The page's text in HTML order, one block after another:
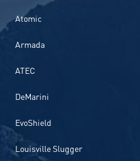
Atomic
Armada
ATEC
DeMarini
EvoShield
Louisville Slugger